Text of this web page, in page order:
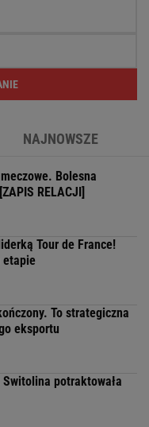
NAJNOWSZE
Bolesna
RELACJI]
Tour de France!
etapie
To strategiczna
eksportu
potraktowała